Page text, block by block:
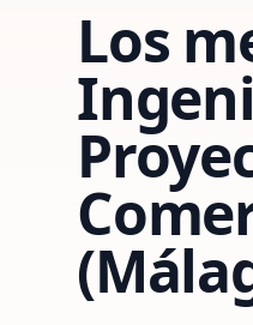
Los